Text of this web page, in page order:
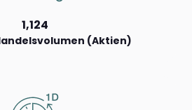
1,124
(Aktien)